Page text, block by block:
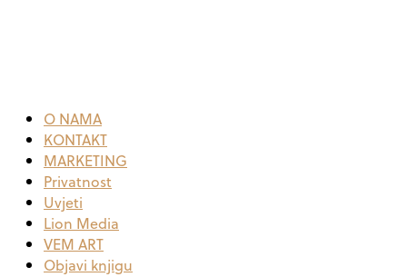
O NAMA
KONTAKT
MARKETING
Privatnost
Uvjeti
Lion Media
VEM ART
Objavi knjigu